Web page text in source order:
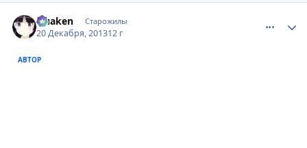
Quaken Старожилы
20 Декабря, 201312 г
АВТОР